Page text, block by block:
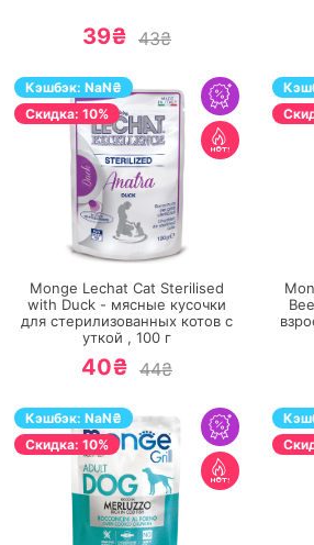
39₴ 43₴
Кэшбэк: NaN₴
Cкидка: 10%
ПЕРЕЙТИ
Monge Lechat Cat Sterilised
with Duck - мясные кусочки
для стерилизованных котов с
уткой , 100 г
40₴ 44₴
Кэшбэк: NaN₴
Cкидка: 10%